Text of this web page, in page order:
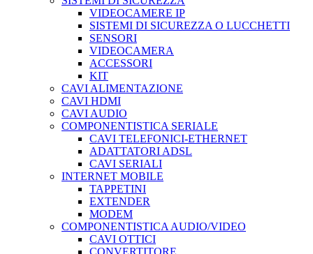
VIDEOCAMERE IP
SISTEMI DI SICUREZZA O LUCCHETTI
SENSORI
VIDEOCAMERA
ACCESSORI
KIT
CAVI ALIMENTAZIONE
CAVI HDMI
CAVI AUDIO
COMPONENTISTICA SERIALE
CAVI TELEFONICI-ETHERNET
ADATTATORI ADSL
CAVI SERIALI
INTERNET MOBILE
TAPPETINI
EXTENDER
MODEM
COMPONENTISTICA AUDIO/VIDEO
CAVI OTTICI
CONVERTITORE